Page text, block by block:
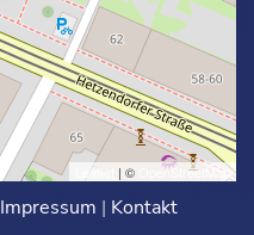
Leaflet | © OpenStreetMap
Impressum | Kontakt